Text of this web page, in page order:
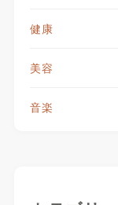
健康
美容
音楽